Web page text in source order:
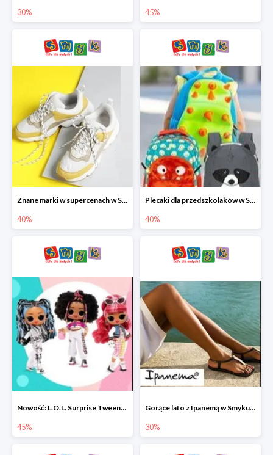
30% 45%
Znane marki w supercenach w Smyku - buty do -40%
40%
Plecaki dla przedszkolaków w Smyku do -40%
40%
Nowość: L.O.L. Surprise Tweens Doll w Smyku do -45%
45%
Gorące lato z Ipanemą w Smyku do -30%
30%